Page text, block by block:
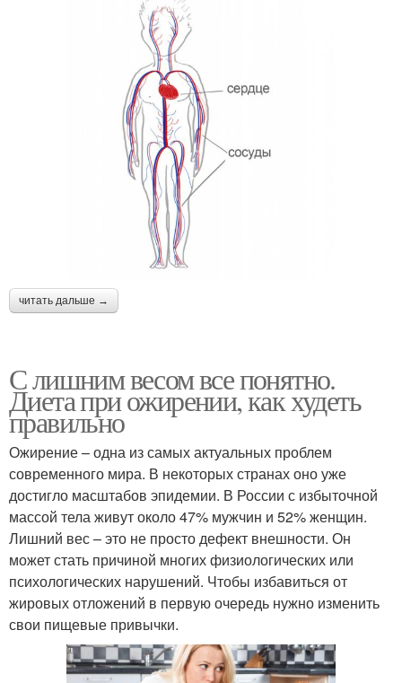
читать дальше →
С лишним весом все понятно.
Диета при ожирении, как худеть
правильно
Ожирение – одна из самых актуальных проблем
современного мира. В некоторых странах оно уже
достигло масштабов эпидемии. В России с избыточной
массой тела живут около 47% мужчин и 52% женщин.
Лишний вес – это не просто дефект внешности. Он
может стать причиной многих физиологических или
психологических нарушений. Чтобы избавиться от
жировых отложений в первую очередь нужно изменить
свои пищевые привычки.